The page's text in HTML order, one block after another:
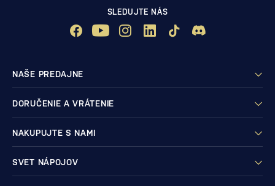
SLEDUJTE NÁS
NAŠE PREDAJNE
DORUČENIE A VRÁTENIE
NAKUPUJTE S NAMI
SVET NÁPOJOV